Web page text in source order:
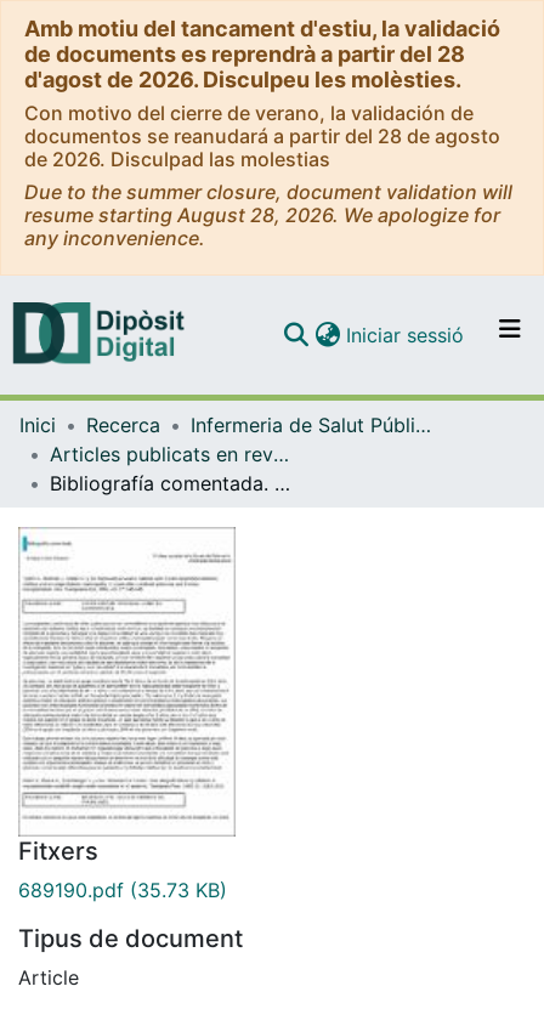
Amb motiu del tancament d'estiu, la validació
de documents es reprendrà a partir del 28
d'agost de 2026. Disculpeu les molèsties.
Con motivo del cierre de verano, la validación de
documentos se reanudará a partir del 28 de agosto
de 2026. Disculpad las molestias
Due to the summer closure, document validation will
resume starting August 28, 2026. We apologize for
any inconvenience.
Navega per tot el DD
Iniciar sessió (current)
Inici Recerca
Infermeria de Salut Pública, Salut Mental i Maternoinfantil
Articles publicats en revistes (Infermeria de Salut Pública, Salut mental i Maternoinfantil)
Bibliografía comentada. I trimestre 2000
Fitxers
689190.pdf (35.73 KB)
Tipus de document
Article